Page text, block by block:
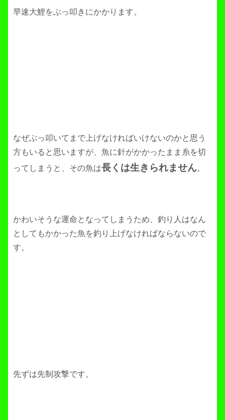
早速大鯉をぶっ叩きにかかります。
なぜぶっ叩いてまで上げなければいけないのかと思う
方もいると思いますが、魚に針がかかったまま糸を切
ってしまうと、その魚は長くは生きられません。
かわいそうな運命となってしまうため、釣り人はなん
としてもかかった魚を釣り上げなければならないので
す。
先ずは先制攻撃です。